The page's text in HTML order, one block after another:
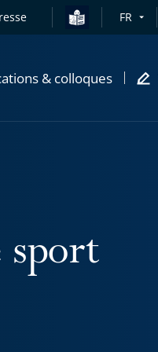
FR
& colloques
sport